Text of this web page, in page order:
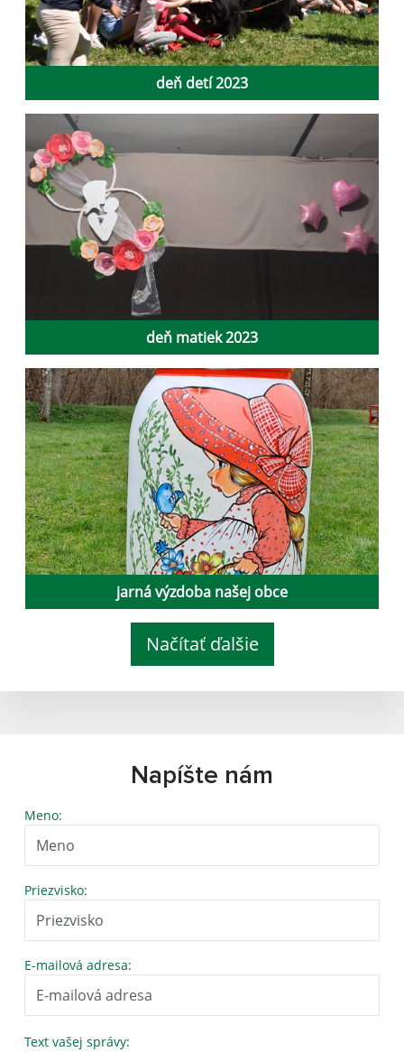
deň detí 2023
deň matiek 2023
jarná výzdoba našej obce
Načítať ďalšie
Napíšte nám
Meno:
Priezvisko:
E-mailová adresa:
Text vašej správy: